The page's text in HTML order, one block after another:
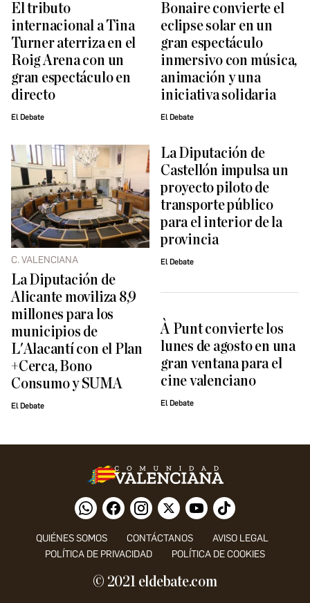
El tributo
internacional a Tina
Turner aterriza en el
Roig Arena con un
gran espectáculo en
directo
El Debate
Bonaire convierte el
eclipse solar en un
gran espectáculo
inmersivo con música,
animación y una
iniciativa solidaria
El Debate
C. VALENCIANA
La Diputación de
Alicante moviliza 8,9
millones para los
municipios de
L'Alacantí con el Plan
+Cerca, Bono
Consumo y SUMA
El Debate
La Diputación de
Castellón impulsa un
proyecto piloto de
transporte público
para el interior de la
provincia
El Debate
À Punt convierte los
lunes de agosto en una
gran ventana para el
cine valenciano
El Debate
QUIÉNES SOMOS CONTÁCTANOS
AVISO LEGAL
POLÍTICA DE PRIVACIDAD
POLÍTICA DE COOKIES
© 2021 eldebate.com